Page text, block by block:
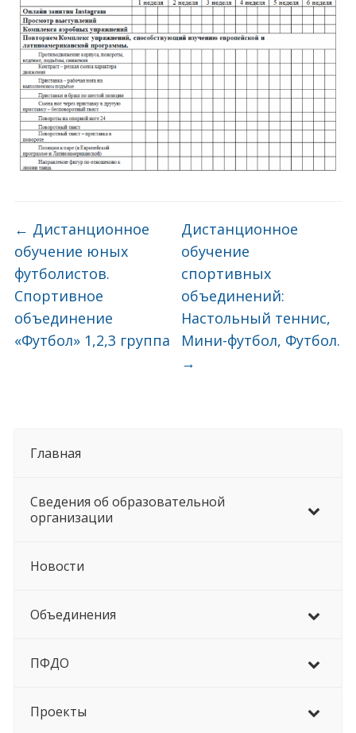
Главная
Сведения об образовательной
организации
Новости
Объединения
ПФДО
Проекты
← Дистанционное
обучение юных
футболистов.
Спортивное
объединение
«Футбол» 1,2,3 группа
Дистанционное
обучение
спортивных
объединений:
Настольный теннис,
Мини-футбол, Футбол.
→